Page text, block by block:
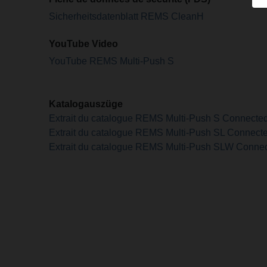
Sicherheitsdatenblatt REMS CleanH
YouTube Video
YouTube REMS Multi-Push S
Katalogauszüge
Extrait du catalogue REMS Multi-Push S Connected
Extrait du catalogue REMS Multi-Push SL
Extrait du catalogue REMS Multi-Push SLW